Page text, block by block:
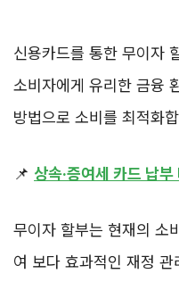
신용카드를 통한 무이자
소비자에게 유리한 금융
방법으로 소비를 최적화
📌 상속·증여세 카드 납부
무이자 할부는 현재의 소
여 보다 효과적인 재정 관